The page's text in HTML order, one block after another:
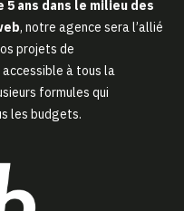
5 ans dans le milieu des
, notre agence sera l’allié
projets de
à tous la
formules qui
les budgets.